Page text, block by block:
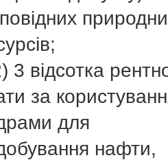
3 відсотка
за
для
нафти,